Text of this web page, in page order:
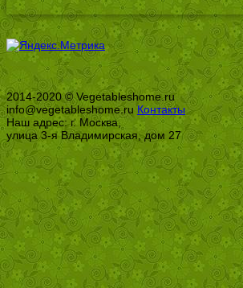
2014-2020 © Vegetableshome.ru
info@vegetableshome.ruКонтакты
Наш адрес: г. Москва,
улица 3-я Владимирская, дом 27